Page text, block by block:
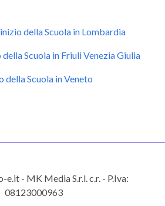
della Scuola in Lombardia
Scuola in Friuli Venezia Giulia
della Scuola in Veneto
- MK Media S.r.l. c.r. - P.Iva:
08123000963